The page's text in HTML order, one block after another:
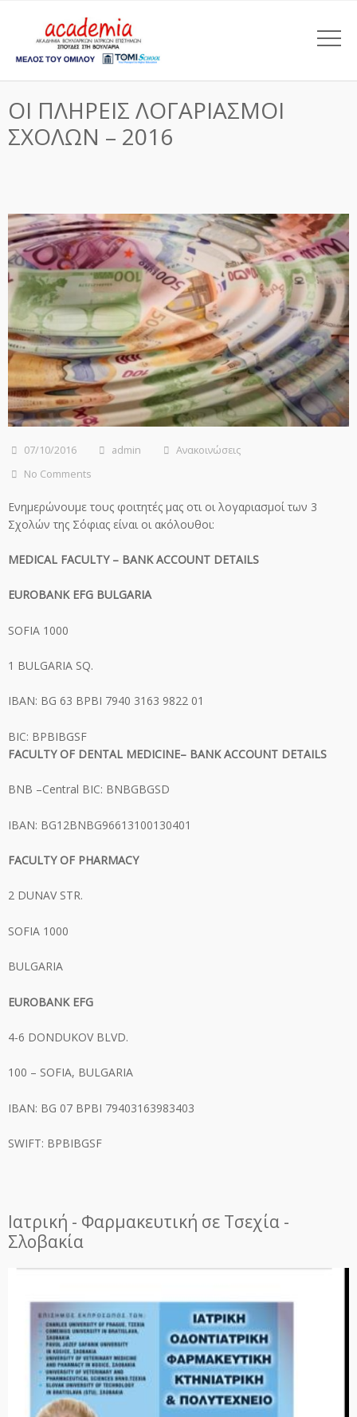
ΟΙ ΠΛΗΡΕΙΣ ΛΟΓΑΡΙΑΣΜΟΙ
ΣΧΟΛΩΝ – 2016
07/10/2016 admin
Ανακοινώσεις
No Comments
Ενημερώνουμε τους φοιτητές μας οτι οι λογαριασμοί των 3
Σχολών της Σόφιας είναι οι ακόλουθοι:
MEDICAL FACULTY – BANK ACCOUNT DETAILS
EUROBANK EFG BULGARIA
SOFIA 1000
1 BULGARIA SQ.
IBAN: BG 63 BPBI 7940 3163 9822 01
BIC: BPBIBGSF
FACULTY OF DENTAL MEDICINE– BANK ACCOUNT DETAILS
BNB –Central BIC: BNBGBGSD
IBAN: BG12BNBG96613100130401
FACULTY OF PHARMACY
2 DUNAV STR.
SOFIA 1000
BULGARIA
EUROBANK EFG
4-6 DONDUKOV BLVD.
100 – SOFIA, BULGARIA
IBAN: BG 07 BPBI 79403163983403
SWIFT: BPBIBGSF
Ιατρική - Φαρμακευτική σε Τσεχία -
Σλοβακία